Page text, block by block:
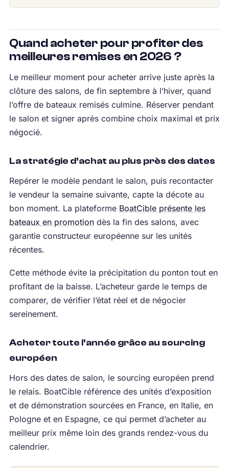
Quand acheter pour profiter des
meilleures remises en 2026 ?
Le meilleur moment pour acheter arrive juste après la
clôture des salons, de fin septembre à l’hiver, quand
l’offre de bateaux remisés culmine. Réserver pendant
le salon et signer après combine choix maximal et prix
négocié.
La stratégie d’achat au plus près des dates
Repérer le modèle pendant le salon, puis recontacter
le vendeur la semaine suivante, capte la décote au
bon moment. La plateforme BoatCible présente les
bateaux en promotiondès la fin des salons, avec
garantie constructeur européenne sur les unités
récentes.
Cette méthode évite la précipitation du ponton tout en
profitant de la baisse. L’acheteur garde le temps de
comparer, de vérifier l’état réel et de négocier
sereinement.
Acheter toute l’année grâce au sourcing
européen
Hors des dates de salon, le sourcing européen prend
le relais. BoatCible référence des unités d’exposition
et de démonstration sourcées en France, en Italie, en
Pologne et en Espagne, ce qui permet d’acheter au
meilleur prix même loin des grands rendez-vous du
calendrier.